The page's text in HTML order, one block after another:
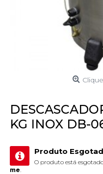
KG INOX DB-
Produto
O produto está
me.